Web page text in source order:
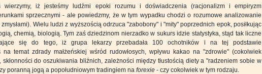
wierzymy, iż jesteśmy ludźmi epoki rozumu i doświadczenia (racjonalizm i empiryzm
sprzecznymi - ale powiedzmy, że w tym wypadku chodzi o rozumowe analizowanie
zmysłami). Wielu ludzi z wyższością odrzuca "zabobony" i "mity" poprzednich epok, posiłkując
chemią, biologią. Tym zaś dziedzinom nierzadko w sukurs idzie statystyka, stąd tak liczne
się do tego, iż grupa lekarzy przebadała 100 ochotników i na tej podstawie
na temat zdrady małżeńskiej wśród rudowłosych, wpływu kakao na "zdrowie" (cokolwiek
skłonności do oszukiwania bliźnich, zależności między tłustością diety a "radzeniem sobie w
poranną jogą a popołudniowym tradingiem na forexie - czy cokolwiek w tym rodzaju.